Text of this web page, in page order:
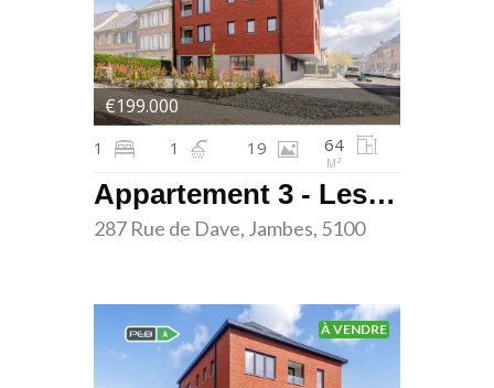
Appartement 3 - Les terrasses de Dave - Jambes
287 Rue de Dave, Jambes, 5100
1 1 19 64
M²
€199.000
À VENDRE